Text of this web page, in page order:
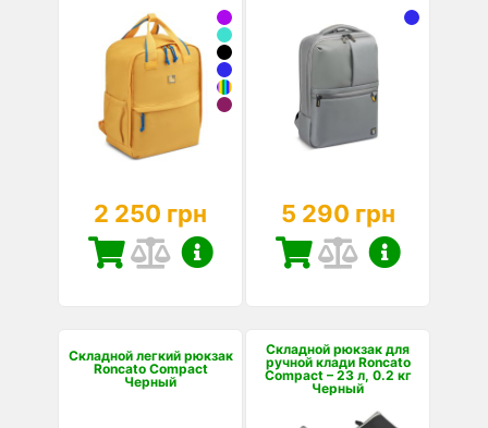
2 250 грн 5 290 грн
Складной легкий рюкзак
Roncato Compact
Черный
Складной рюкзак для
ручной клади Roncato
Compact – 23 л, 0.2 кг
Черный